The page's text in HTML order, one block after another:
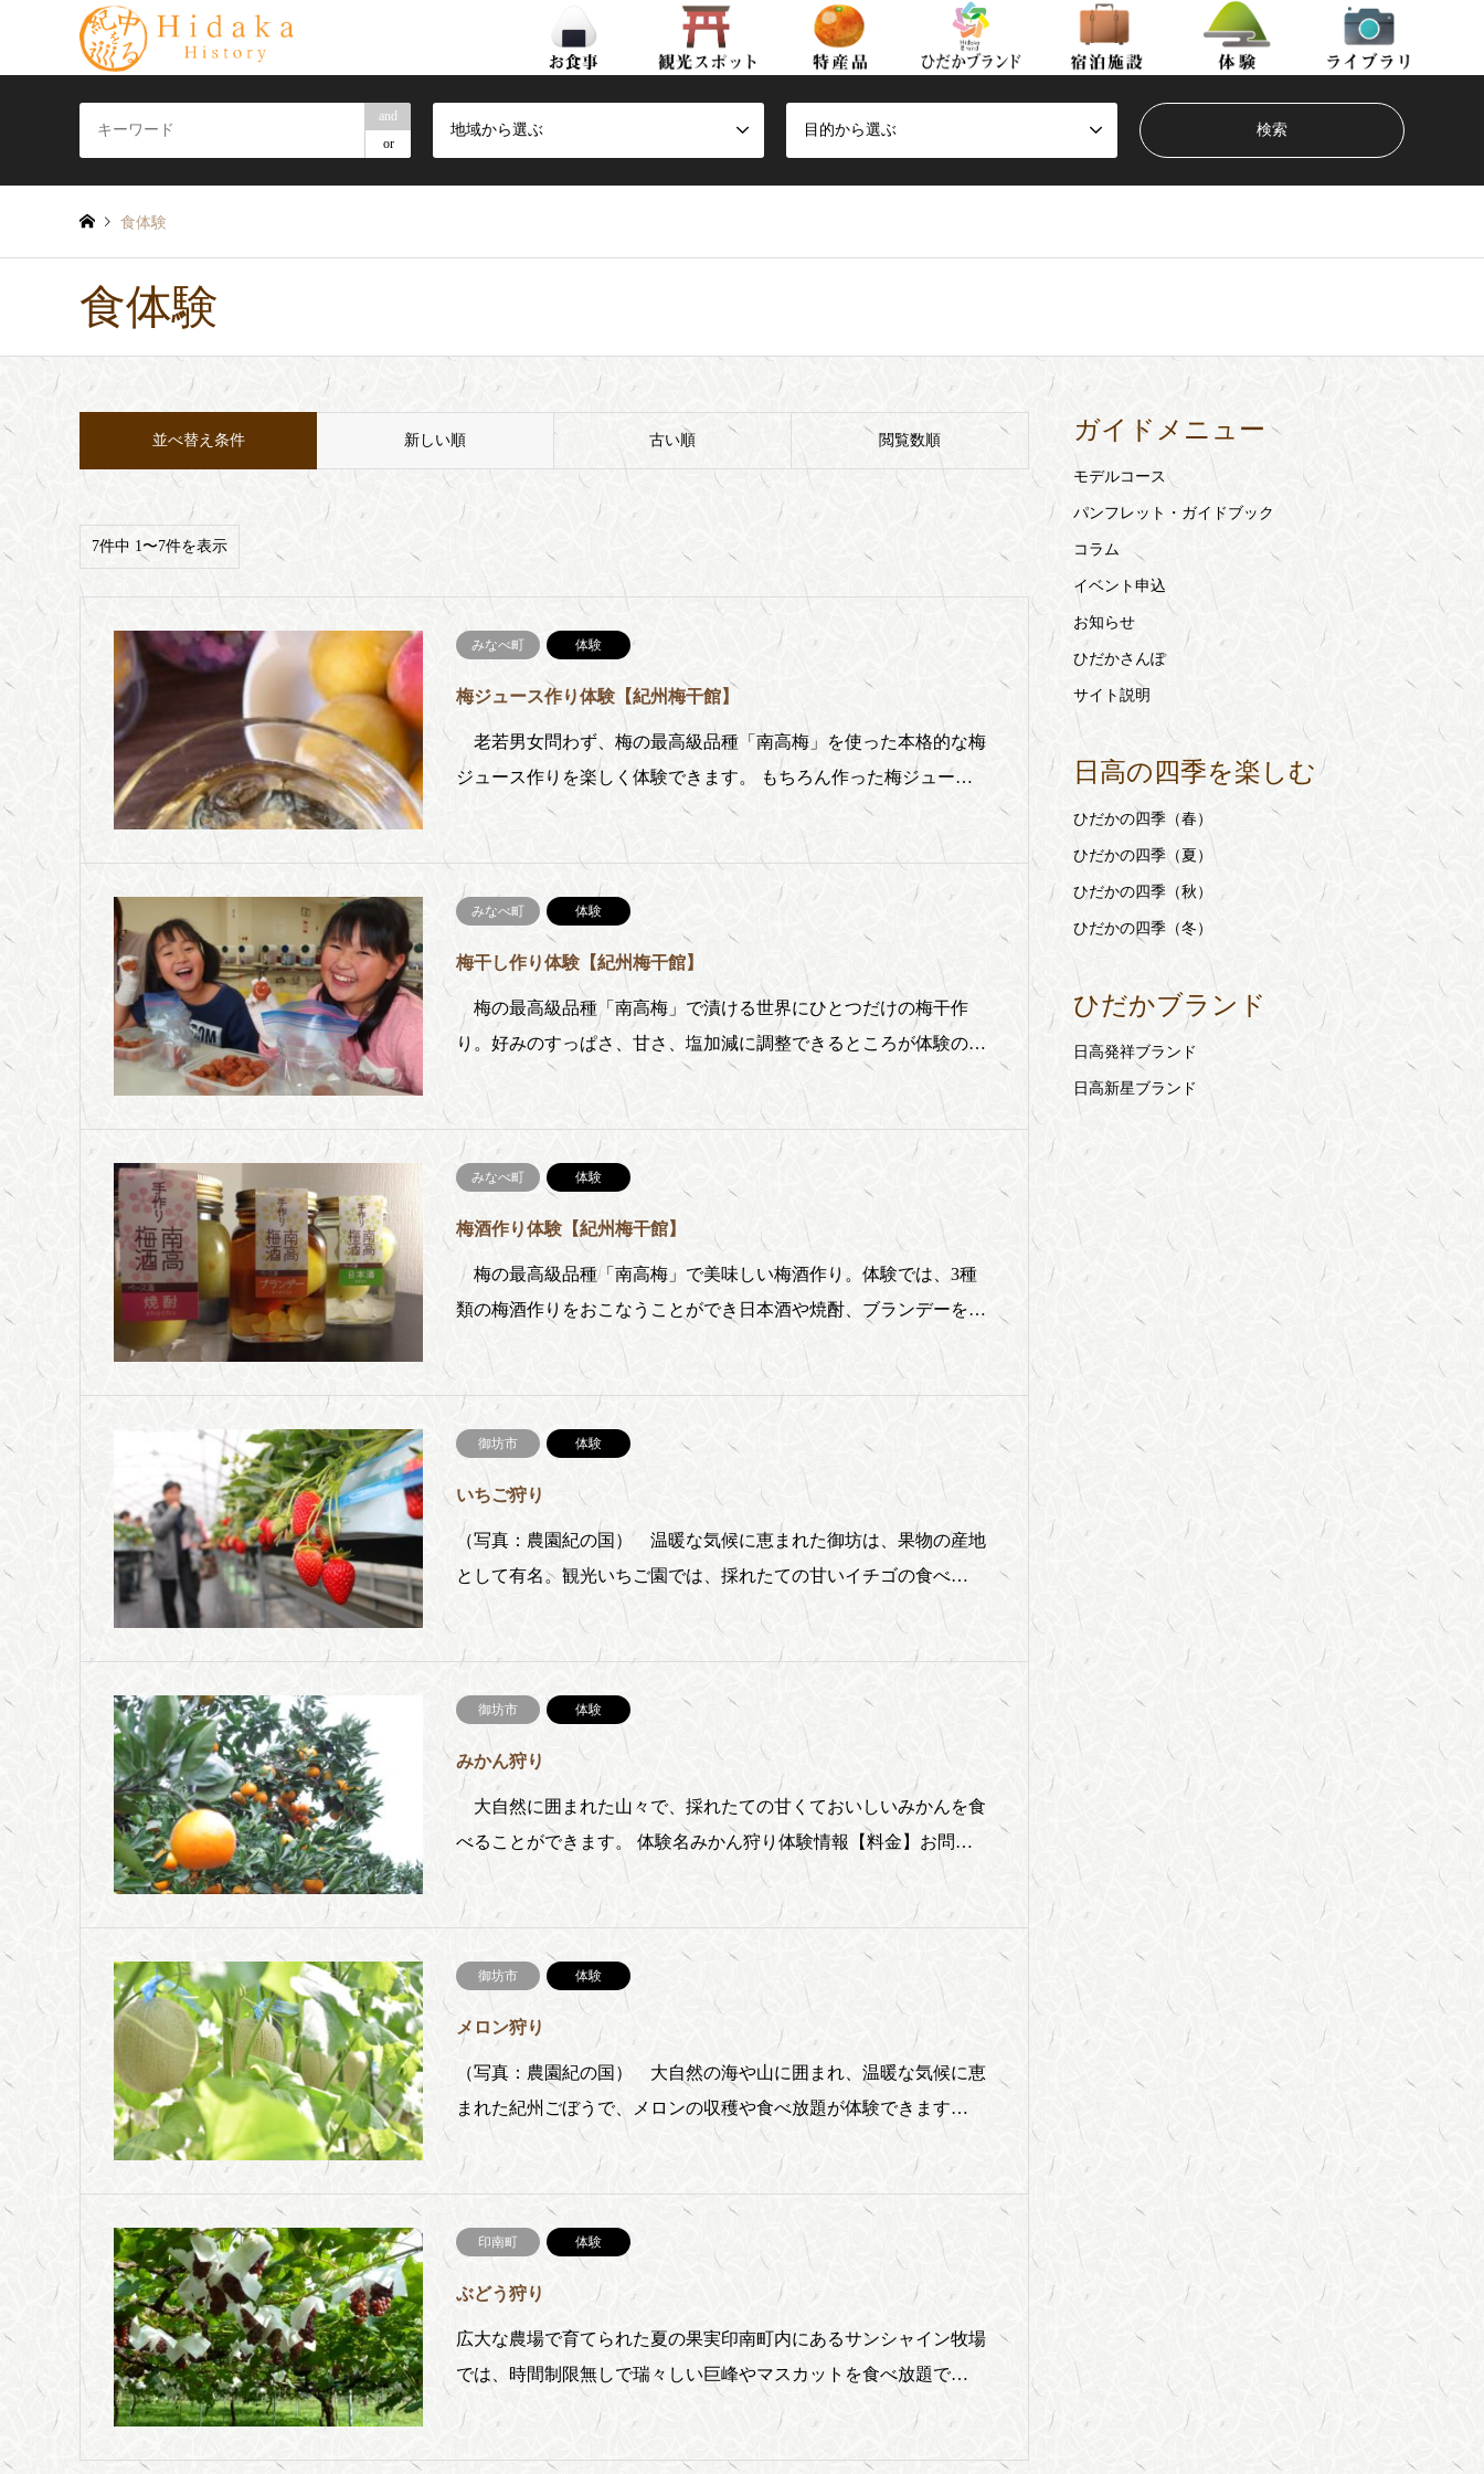
and
or
地域から選ぶ 目的から選ぶ
食体験
食体験
並べ替え条件 新しい順 古い順 閲覧数順
7件中 1〜7件を表示
みなべ町 体験
梅ジュース作り体験【紀州梅干館】
老若男女問わず、梅の最高級品種「南高梅」を使った本格的な梅
ジュース作りを楽しく体験できます。 もちろん作った梅ジュー…
みなべ町 体験
梅干し作り体験【紀州梅干館】
梅の最高級品種「南高梅」で漬ける世界にひとつだけの梅干作
り。好みのすっぱさ、甘さ、塩加減に調整できるところが体験の…
みなべ町 体験
梅酒作り体験【紀州梅干館】
梅の最高級品種「南高梅」で美味しい梅酒作り。体験では、3種
類の梅酒作りをおこなうことができ日本酒や焼酎、ブランデーを…
御坊市 体験
いちご狩り
（写真：農園紀の国） 温暖な気候に恵まれた御坊は、果物の産地
として有名。観光いちご園では、採れたての甘いイチゴの食べ…
御坊市 体験
みかん狩り
大自然に囲まれた山々で、採れたての甘くておいしいみかんを食
べることができます。 体験名みかん狩り体験情報【料金】お問…
御坊市 体験
メロン狩り
（写真：農園紀の国） 大自然の海や山に囲まれ、温暖な気候に恵
まれた紀州ごぼうで、メロンの収穫や食べ放題が体験できます…
印南町 体験
ぶどう狩り
広大な農場で育てられた夏の果実印南町内にあるサンシャイン牧場
では、時間制限無しで瑞々しい巨峰やマスカットを食べ放題で…
ガイドメニュー
モデルコース
パンフレット・ガイドブック
コラム
イベント申込
お知らせ
ひだかさんぽ
サイト説明
日高の四季を楽しむ
ひだかの四季（春）
ひだかの四季（夏）
ひだかの四季（秋）
ひだかの四季（冬）
ひだかブランド
日高発祥ブランド
日高新星ブランド